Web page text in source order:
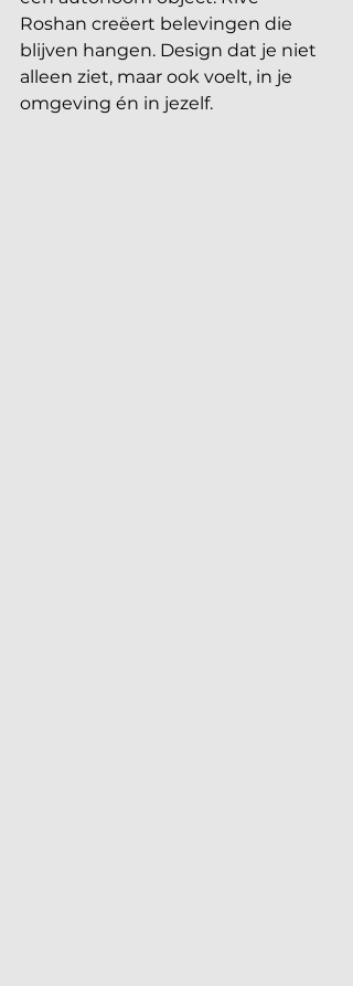
Roshan creëert belevingen die
blijven hangen. Design dat je niet
alleen ziet, maar ook voelt, in je
omgeving én in jezelf.